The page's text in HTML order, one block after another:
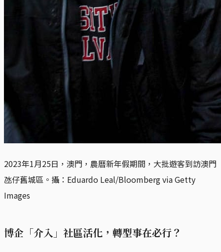
2023年1月25日，澳門，農曆新年假期間，大批遊客到訪澳門
氹仔舊城區。攝：Eduardo Leal/Bloomberg via Getty
Images
博企「介入」社區活化，轉型事在必行？